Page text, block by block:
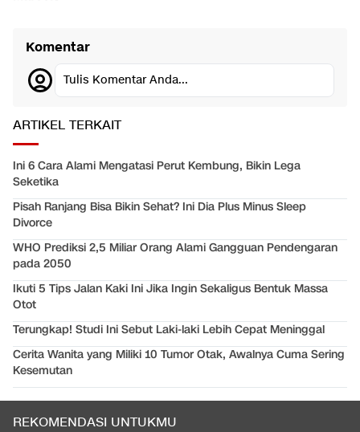
Komentar
Tulis Komentar Anda...
ARTIKEL TERKAIT
Ini 6 Cara Alami Mengatasi Perut Kembung, Bikin Lega
Seketika
Pisah Ranjang Bisa Bikin Sehat? Ini Dia Plus Minus Sleep
Divorce
WHO Prediksi 2,5 Miliar Orang Alami Gangguan Pendengaran
pada 2050
Ikuti 5 Tips Jalan Kaki Ini Jika Ingin Sekaligus Bentuk Massa
Otot
Terungkap! Studi Ini Sebut Laki-laki Lebih Cepat Meninggal
Cerita Wanita yang Miliki 10 Tumor Otak, Awalnya Cuma Sering
Kesemutan
REKOMENDASI UNTUKMU